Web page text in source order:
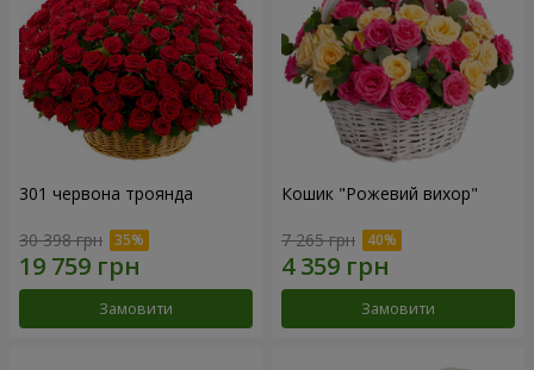
301 червона троянда
30 398 грн
Замовити
Кошик "Рожевий вихор"
7 265 грн
Замовити